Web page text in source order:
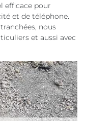
efficace pour
et de téléphone.
nous
et aussi avec